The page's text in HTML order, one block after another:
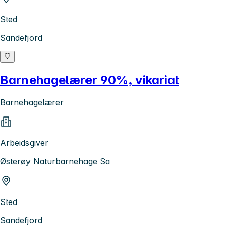
Sted
Sandefjord
Barnehagelærer 90%, vikariat
Barnehagelærer
Arbeidsgiver
Østerøy Naturbarnehage Sa
Sted
Sandefjord